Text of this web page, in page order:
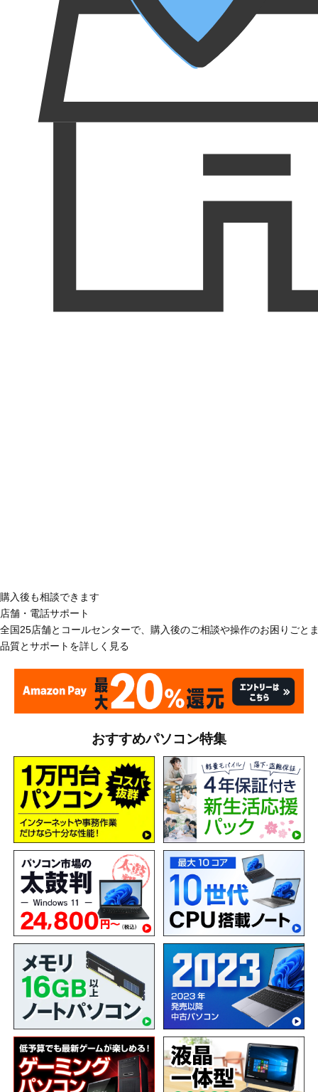
購入後も相談できます
店舗・電話サポート
全国25店舗とコールセンターで、購入後のご相談や操作のお困りごと
品質とサポートを詳しく見る
おすすめパソコン特集